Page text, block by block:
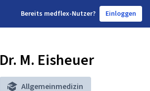
Bereits medflex-Nutzer? Einloggen
Dr. M. Eisheuer
Allgemeinmedizin